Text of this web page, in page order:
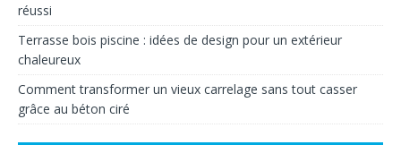
réussi
Terrasse bois piscine : idées de design pour un extérieur
chaleureux
Comment transformer un vieux carrelage sans tout casser
grâce au béton ciré